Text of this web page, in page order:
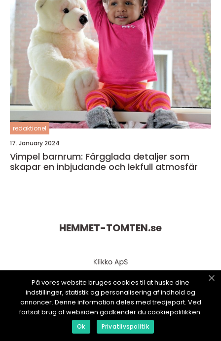
redaktionel
17. January 2024
Vimpel barnrum: Färgglada detaljer som
skapar en inbjudande och lekfull atmosfär
HEMMET-TOMTEN.se
web: www.klikko.dk
På vores website bruges cookies til at huske dine
indstillinger, statistik og personalisering af indhold og
annoncer. Denne information deles med tredjepart. Ved
fortsat brug af websiden godkender du cookiepolitikken.
Ok Privatlivspolitik